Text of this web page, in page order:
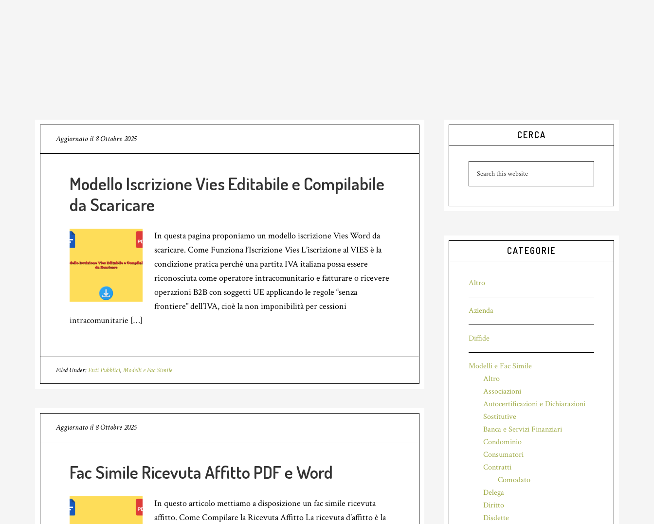
Aggiornato il 8 Ottobre 2025
Modello Iscrizione Vies Editabile e Compilabile
da Scaricare
In questa pagina proponiamo un modello iscrizione Vies Word da
scaricare. Come Funziona l’Iscrizione Vies L’iscrizione al VIES è la
condizione pratica perché una partita IVA italiana possa essere
riconosciuta come operatore intracomunitario e fatturare o ricevere
operazioni B2B con soggetti UE applicando le regole “senza
frontiere” dell’IVA, cioè la non imponibilità per cessioni
intracomunitarie […]
Filed Under:Enti Pubblici, Modelli e Fac Simile
Aggiornato il 8 Ottobre 2025
Fac Simile Ricevuta Affitto PDF e Word
In questo articolo mettiamo a disposizione un fac simile ricevuta
affitto. Come Compilare la Ricevuta Affitto La ricevuta d’affitto è la
Primary
Sidebar
CERCA
this
CATEGORIE
Altro
Azienda
Diffide
Modelli e Fac Simile
Altro
Associazioni
Autocertificazioni e Dichiarazioni
Sostitutive
Banca e Servizi Finanziari
Condominio
Consumatori
Contratti
Comodato
Delega
Diritto
Disdette